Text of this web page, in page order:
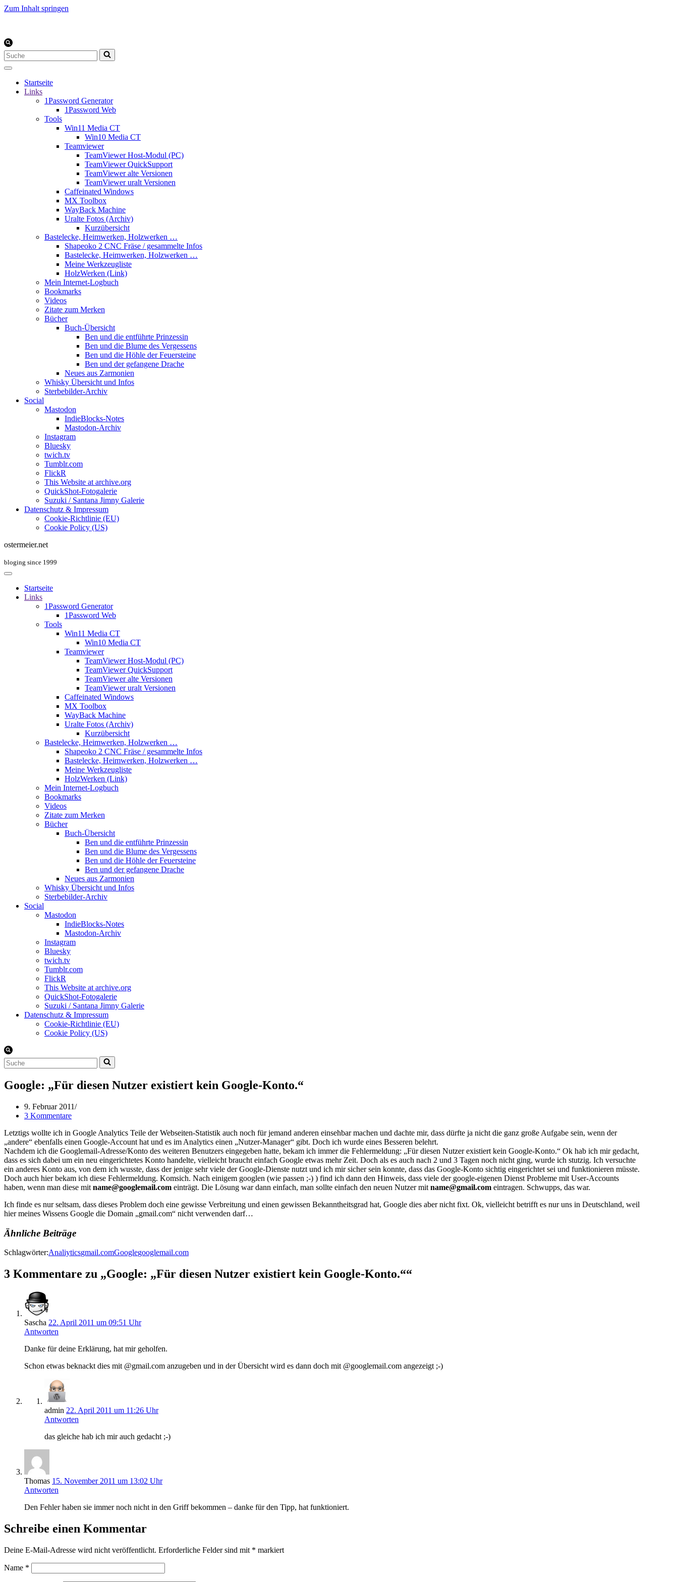
Zum Inhalt springen
Suchen
nach …
Startseite
Links
1Password Generator
1Password Web
Tools
Win11 Media CT
Win10 Media CT
Teamviewer
TeamViewer Host-Modul (PC)
TeamViewer QuickSupport
TeamViewer alte Versionen
TeamViewer uralt Versionen
Caffeinated Windows
MX Toolbox
WayBack Machine
Uralte Fotos (Archiv)
Kurzübersicht
Bastelecke, Heimwerken, Holzwerken …
Shapeoko 2 CNC Fräse / gesammelte Infos
Bastelecke, Heimwerken, Holzwerken …
Meine Werkzeugliste
HolzWerken (Link)
Mein Internet-Logbuch
Bookmarks
Videos
Zitate zum Merken
Bücher
Buch-Übersicht
Ben und die entführte Prinzessin
Ben und die Blume des Vergessens
Ben und die Höhle der Feuersteine
Ben und der gefangene Drache
Neues aus Zarmonien
Whisky Übersicht und Infos
Sterbebilder-Archiv
Social
Mastodon
IndieBlocks-Notes
Mastodon-Archiv
Instagram
Bluesky
twich.tv
Tumblr.com
FlickR
This Website at archive.org
QuickShot-Fotogalerie
Suzuki / Santana Jimny Galerie
Datenschutz & Impressum
Cookie-Richtlinie (EU)
Cookie Policy (US)
ostermeier.net
bloging since 1999
Startseite
Links
1Password Generator
1Password Web
Tools
Win11 Media CT
Win10 Media CT
Teamviewer
TeamViewer Host-Modul (PC)
TeamViewer QuickSupport
TeamViewer alte Versionen
TeamViewer uralt Versionen
Caffeinated Windows
MX Toolbox
WayBack Machine
Uralte Fotos (Archiv)
Kurzübersicht
Bastelecke, Heimwerken, Holzwerken …
Shapeoko 2 CNC Fräse / gesammelte Infos
Bastelecke, Heimwerken, Holzwerken …
Meine Werkzeugliste
HolzWerken (Link)
Mein Internet-Logbuch
Bookmarks
Videos
Zitate zum Merken
Bücher
Buch-Übersicht
Ben und die entführte Prinzessin
Ben und die Blume des Vergessens
Ben und die Höhle der Feuersteine
Ben und der gefangene Drache
Neues aus Zarmonien
Whisky Übersicht und Infos
Sterbebilder-Archiv
Social
Mastodon
IndieBlocks-Notes
Mastodon-Archiv
Instagram
Bluesky
twich.tv
Tumblr.com
FlickR
This Website at archive.org
QuickShot-Fotogalerie
Suzuki / Santana Jimny Galerie
Datenschutz & Impressum
Cookie-Richtlinie (EU)
Cookie Policy (US)
Suchen
nach …
Google: „Für diesen Nutzer existiert kein Google-Konto.“
9. Februar 2011
3 Kommentare
Letztigs wollte ich in Google Analytics Teile der Webseiten-Statistik auch noch für jemand anderen einsehbar machen und dachte mir, dass dürfte ja nicht die ganz große Aufgabe sein, wenn der
„andere“ ebenfalls einen Google-Account hat und es im Analytics einen „Nutzer-Manager“ gibt. Doch ich wurde eines Besseren belehrt.
Nachdem ich die Googlemail-Adresse/Konto des weiteren Benutzers eingegeben hatte, bekam ich immer die Fehlermeldung: „Für diesen Nutzer existiert kein Google-Konto.“ Ok hab ich mir gedacht,
dass es sich dabei um ein neu eingerichtetes Konto handelte, vielleicht braucht einfach Google etwas mehr Zeit. Doch als es auch nach 2 und 3 Tagen noch nicht ging, wurde ich stutzig. Ich versuchte
ein anderes Konto aus, von dem ich wusste, dass der jenige sehr viele der Google-Dienste nutzt und ich mir sicher sein konnte, dass das Google-Konto sichtig eingerichtet sei und funktionieren müsste.
Doch auch hier bekam ich diese Fehlermeldung. Komsich. Nach einigem googlen (wie passen ;-) ) find ich dann den Hinweis, dass viele der google-eigenen Dienst Probleme mit User-Accounts
haben, wenn man diese mit name@googlemail.com einträgt. Die Lösung war dann einfach, man sollte einfach den neuen Nutzer mit name@gmail.com eintragen. Schwupps, das war.
Ich finde es nur seltsam, dass dieses Problem doch eine gewisse Verbreitung und einen gewissen Bekanntheitsgrad hat, Google dies aber nicht fixt. Ok, vielleicht betrifft es nur uns in Deutschland, weil
hier meines Wissens Google die Domain „gmail.com“ nicht verwenden darf…
Ähnliche Beiträge
Schlagwörter:Analiyticsgmail.comGooglegooglemail.com
3 Kommentare zu „Google: „Für diesen Nutzer existiert kein Google-Konto.““
Sascha 22. April 2011 um 09:51 Uhr
Antworten
Danke für deine Erklärung, hat mir geholfen.
Schon etwas beknackt dies mit @gmail.com anzugeben und in der Übersicht wird es dann doch mit @googlemail.com angezeigt ;-)
admin 22. April 2011 um 11:26 Uhr
Antworten
das gleiche hab ich mir auch gedacht ;-)
Thomas 15. November 2011 um 13:02 Uhr
Antworten
Den Fehler haben sie immer noch nicht in den Griff bekommen – danke für den Tipp, hat funktioniert.
Schreibe einen Kommentar
Deine E-Mail-Adresse wird nicht veröffentlicht. Erforderliche Felder sind mit * markiert
Name *